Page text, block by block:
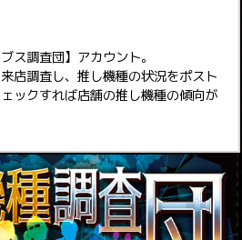
ス調査団】アカウント。
店調査し、推し機種の状況をポスト
ックすれば店舗の推し機種の傾向が